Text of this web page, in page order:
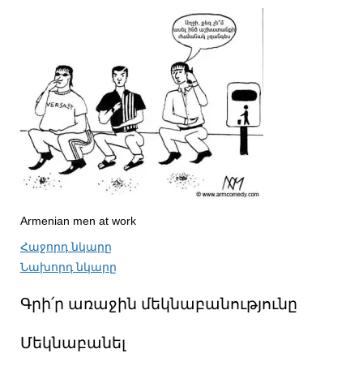
Armenian men at work
Հաջորդ նկարը
Նախորդ նկարը
Գրի՛ր առաջին մեկնաբանությունը
Մեկնաբանել